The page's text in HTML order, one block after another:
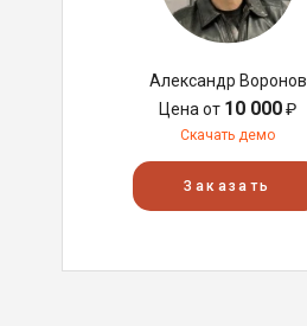
Александр Воронов
Цена от 10 000₽
Скачать демо
Заказать